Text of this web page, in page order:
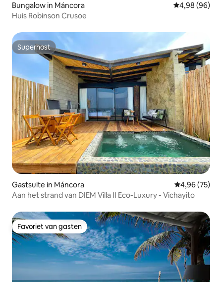
Bungalow in Máncora Gemiddelde
4,98 (96)
Huis Robinson Crusoe
Superhost
Superhost
Gastsuite in Máncora Gemiddelde
4,96 (75)
Aan het strand van DIEM Villa II Eco-Luxury - Vichayito
Favoriet van gasten
Favoriet van gasten